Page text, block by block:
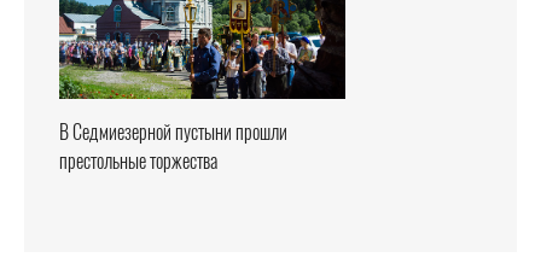
В Седмиезерной пустыни прошли
престольные торжества